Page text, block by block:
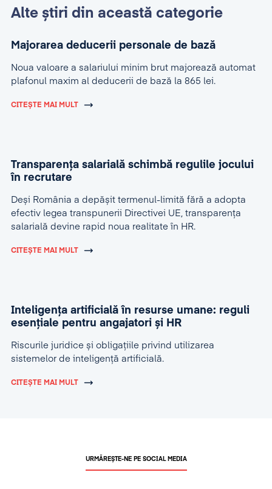
Alte știri din această categorie
Majorarea deducerii personale de bază
Noua valoare a salariului minim brut majorează automat
plafonul maxim al deducerii de bază la 865 lei.
CITEȘTE MAI MULT
Transparența salarială schimbă regulile jocului
în recrutare
Deși România a depășit termenul-limită fără a adopta
efectiv legea transpunerii Directivei UE, transparența
salarială devine rapid noua realitate în HR.
CITEȘTE MAI MULT
Inteligența artificială în resurse umane: reguli
esențiale pentru angajatori și HR
Riscurile juridice și obligațiile privind utilizarea
sistemelor de inteligență artificială.
CITEȘTE MAI MULT
URMĂREȘTE-NE PE SOCIAL MEDIA